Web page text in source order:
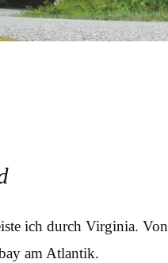
ich durch Virginia. Von
am Atlantik.